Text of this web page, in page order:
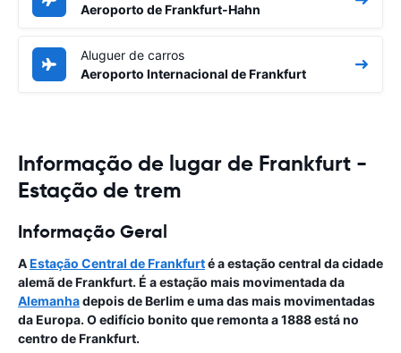
Aeroporto de Frankfurt-Hahn
Aluguer de carros
Aeroporto Internacional de Frankfurt
Informação de lugar de Frankfurt -
Estação de trem
Informação Geral
AEstação Central de Frankfurté a estação central da cidade
alemã de Frankfurt. É a estação mais movimentada da
Alemanhadepois de Berlim e uma das mais movimentadas
da Europa. O edifício bonito que remonta a 1888 está no
centro de Frankfurt.